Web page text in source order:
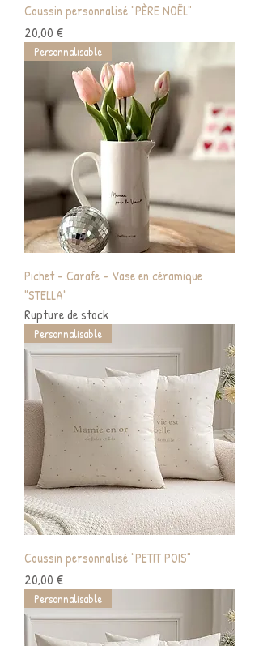
Coussin personnalisé "PÈRE NOËL"
Prix
20,00 €
Personnalisable
Pichet - Carafe - Vase en céramique
"STELLA"
Rupture de stock
Personnalisable
Coussin personnalisé "PETIT POIS"
Prix
20,00 €
Personnalisable